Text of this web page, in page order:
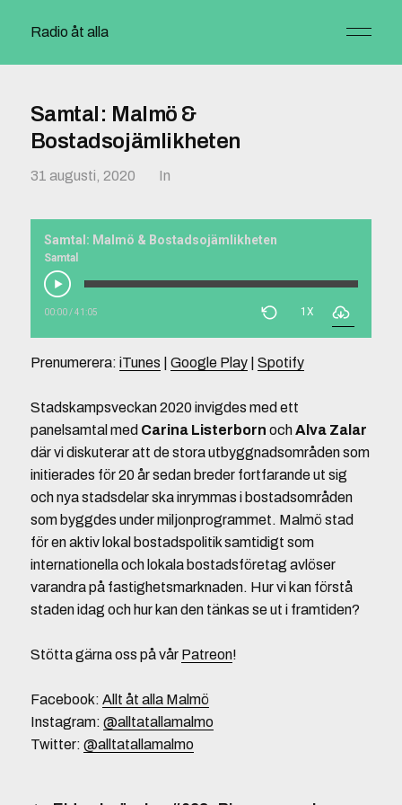
Radio åt alla
Samtal: Malmö &
Bostadsojämlikheten
31 augusti, 2020 In
Samtal: Malmö & Bostadsojämlikheten
Samtal
00:00/41:05 1X
Prenumerera: iTunes Google Play| Spotify
Stadskampsveckan 2020 invigdes med ett
panelsamtal med Carina Listerborn ochAlva Zalar
där vi diskuterar att de stora utbyggnadsområden som
initierades för 20 år sedan breder fortfarande ut sig
och nya stadsdelar ska inrymmas i bostadsområden
som byggdes under miljonprogrammet. Malmö stad
för en aktiv lokal bostadspolitik samtidigt som
internationella och lokala bostadsföretag avlöser
varandra på fastighetsmarknaden. Hur vi kan förstå
staden idag och hur kan den tänkas se ut i framtiden?
Stötta gärna oss på vår Patreon!
Facebook: Allt åt alla Malmö
Instagram: @alltatallamalmo
Twitter: @alltatallamalmo